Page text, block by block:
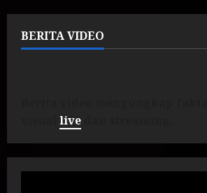
BERITA VIDEO
live